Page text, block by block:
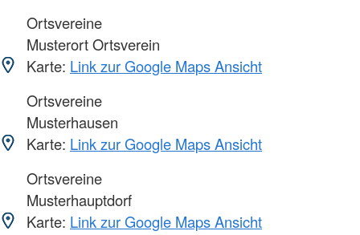
Ortsvereine
Musterort Ortsverein
Karte: Link zur Google Maps Ansicht
Ortsvereine
Musterhausen
Karte: Link zur Google Maps Ansicht
Ortsvereine
Musterhauptdorf
Karte: Link zur Google Maps Ansicht